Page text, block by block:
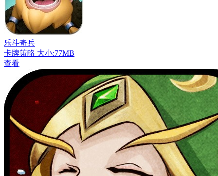
乐斗奇兵
卡牌策略 大小:77MB
查看